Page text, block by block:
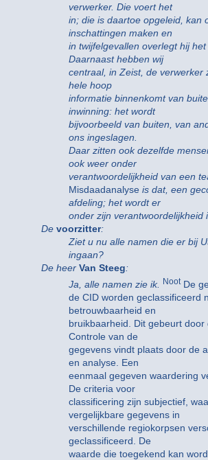
verwerker. Die voert het
in; die is daartoe opgeleid, kan
inschattingen maken en
in twijfelgevallen overlegt hij het
Daarnaast hebben wij
centraal, in Zeist, de verwerker
hele hoop
informatie binnenkomt van
inwinning: het wordt
bijvoorbeeld van buiten, van
ons ingeslagen.
Daar zitten ook dezelfde
ook weer onder
verantwoordelijkheid van een
Misdaadanalyse is dat, een
afdeling; het wordt er
onder zijn verantwoordelijkheid
De voorzitter:
Ziet u nu alle namen die er bij
ingaan?
De heer Van Steeg:
Ja, alle namen zie ik.
NootDe
de CID worden geclassificeerd
betrouwbaarheid en
bruikbaarheid. Dit gebeurt door
Controle van de
gegevens vindt plaats door de
en analyse. Een
eenmaal gegeven waardering
De criteria voor
classificering zijn subjectief,
vergelijkbare gegevens in
verschillende regiokorpsen
geclassificeerd. De
waarde die toegekend kan